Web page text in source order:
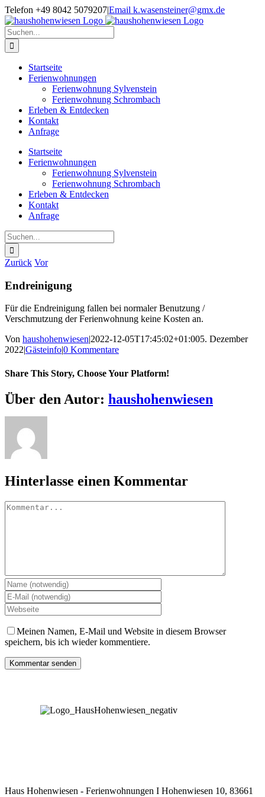
Zum
Inhalt
springen
Telefon +49 8042 5079207|Email k.wasensteiner@gmx.de
Suche
nach:
Startseite
Ferienwohnungen
Ferienwohnung Sylvenstein
Ferienwohnung Schrombach
Erleben & Entdecken
Kontakt
Anfrage
Startseite
Ferienwohnungen
Ferienwohnung Sylvenstein
Ferienwohnung Schrombach
Erleben & Entdecken
Kontakt
Anfrage
Suche
nach:
Zurück Vor
Endreinigung
Für die Endreinigung fallen bei normaler Benutzung /
Verschmutzung der Ferienwohnung keine Kosten an.
Von haushohenwiesen|2022-12-05T17:45:02+01:005. Dezember
2022|Gästeinfo|0 Kommentare
Share This Story, Choose Your Platform!
Facebook
X
Reddit
LinkedIn
WhatsApp
Telegram
Tumblr
Pinterest
Vk
Xing
E-
Mail
Über den Autor: haushohenwiesen
Hinterlasse einen Kommentar
Kommentar
Meinen Namen, E-Mail und Website in diesem Browser
speichern, bis ich wieder kommentiere.
Haus Hohenwiesen - Ferienwohnungen I Hohenwiesen 10, 83661